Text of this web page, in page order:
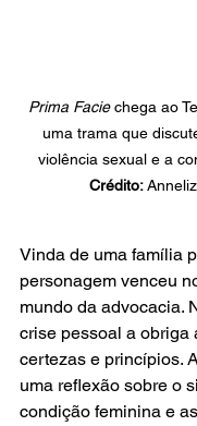
Prima Facie chega ao
uma trama que
violência sexual e a
Crédito:
Vinda de uma família
personagem venceu
mundo da advocacia.
crise pessoal a obriga
certezas e princípios.
uma reflexão sobre o
condição feminina e